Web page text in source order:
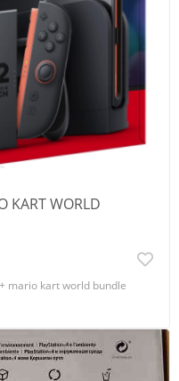
KART WORLD
mario kart world bundle